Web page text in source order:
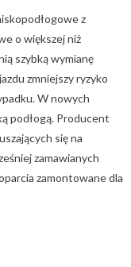
z
o większej niż
szybką wymianę
zmniejszy ryzyko
W nowych
podłogą. Producent
się na
zamawianych
zamontowane dla